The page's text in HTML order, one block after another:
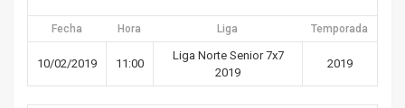
Fecha Hora Liga Temporada
10/02/2019 11:00
Liga Norte Senior 7x7
2019
2019